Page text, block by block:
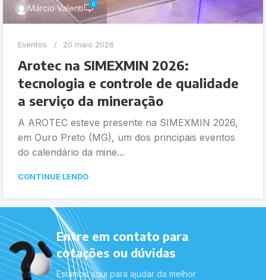
Márcio Valenti 0
Eventos 20 maio 2026
Arotec na SIMEXMIN 2026:
tecnologia e controle de qualidade
a serviço da mineração
A AROTEC esteve presente na SIMEXMIN 2026,
em Ouro Preto (MG), um dos principais eventos
do calendário da mine...
CONTINUE LENDO
Entre em contato para
cotações ou dúvidas
Estamos aqui para ajudar da melhor